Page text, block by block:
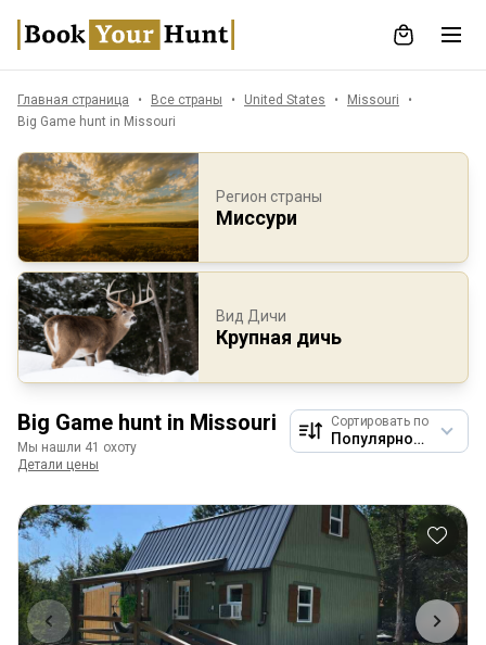
Главная страница Все страны United States
Missouri
Big Game hunt in Missouri
Регион страны
Миссури
Вид Дичи
Крупная дичь
Big Game hunt in Missouri
Мы нашли 41 охоту
Детали цены
Сортировать по